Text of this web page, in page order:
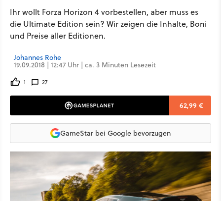
Ihr wollt Forza Horizon 4 vorbestellen, aber muss es
die Ultimate Edition sein? Wir zeigen die Inhalte, Boni
und Preise aller Editionen.
Johannes Rohe
19.09.2018 | 12:47 Uhr | ca. 3 Minuten Lesezeit
1 27
62,99 €
GameStar bei Google bevorzugen